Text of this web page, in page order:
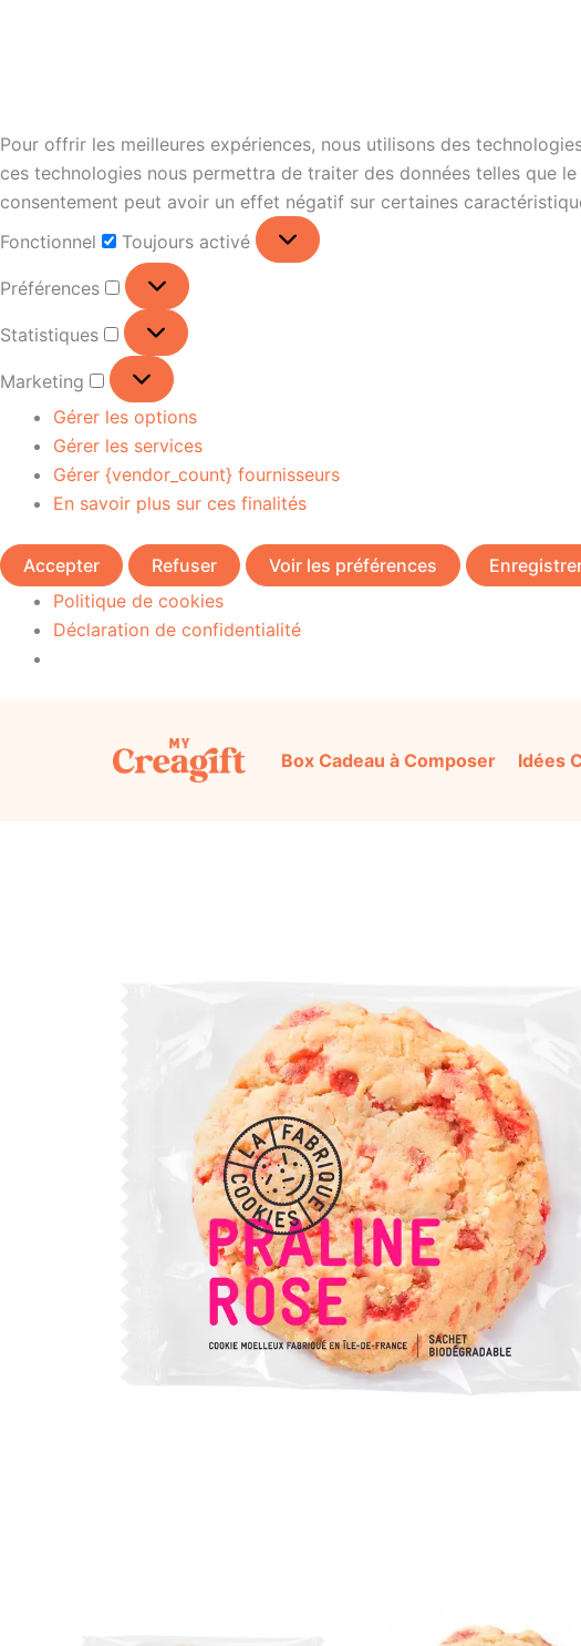
Pour offrir les meilleures expériences, nous utilisons des
ces technologies nous permettra de traiter des données telles que
consentement peut avoir un effet négatif sur certaines
Fonctionnel
Toujours activé
Préférences
Statistiques
Marketing
Gérer les options
Gérer les services
Gérer {vendor_count} fournisseurs
En savoir plus sur ces finalités
Accepter Refuser Voir les préférences
Politique de cookies
Déclaration de confidentialité
Box Cadeau à Composer Idées